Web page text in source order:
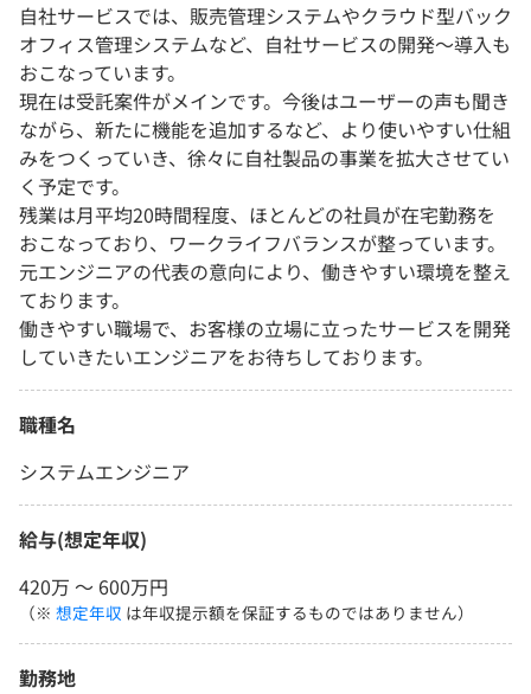
自社サービスでは、販売管理システムやクラウド型バック
オフィス管理システムなど、自社サービスの開発～導入も
おこなっています。
現在は受託案件がメインです。今後はユーザーの声も聞き
ながら、新たに機能を追加するなど、より使いやすい仕組
みをつくっていき、徐々に自社製品の事業を拡大させてい
く予定です。
残業は月平均20時間程度、ほとんどの社員が在宅勤務を
おこなっており、ワークライフバランスが整っています。
元エンジニアの代表の意向により、働きやすい環境を整え
ております。
働きやすい職場で、お客様の立場に立ったサービスを開発
していきたいエンジニアをお待ちしております。
職種名
システムエンジニア
給与(想定年収)
420万 〜 600万円
（※ 想定年収 は年収提示額を保証するものではありません）
勤務地